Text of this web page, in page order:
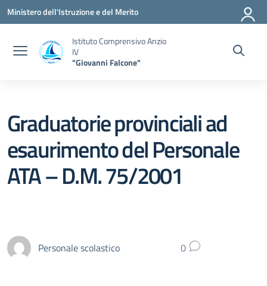
Vai ai contenuti
Vai al menu di navigazione
Vai al footer
Ministero dell'Istruzione e del Merito
Istituto Comprensivo Anzio
IV
"Giovanni Falcone"
Graduatorie provinciali ad
esaurimento del Personale
ATA – D.M. 75/2001
Personale scolastico 0